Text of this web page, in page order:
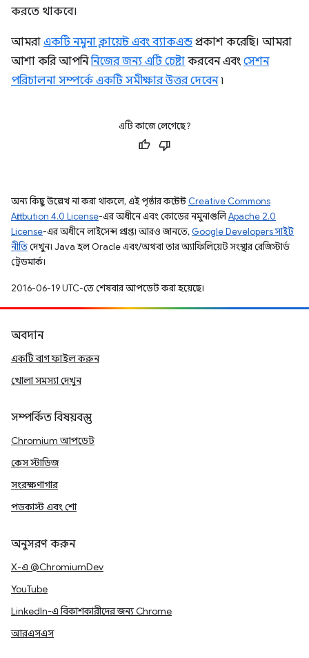
করতে থাকবে।
আমরা একটি নমুনা ক্লায়েন্ট এবং ব্যাকএন্ডপ্রকাশ করেছি। আমরা
আশা করি আপনিনিজের জন্য এটি চেষ্টা করবেন এবং সেশন
পরিচালনা সম্পর্কে একটি সমীক্ষার উত্তর দেবেন৷
এটি কাজে লেগেছে?
অন্য কিছু উল্লেখ না করা থাকলে, এই পৃষ্ঠার কন্টেন্ট Creative Commons
Attribution 4.0 License-এর অধীনে এবং কোডের নমুনাগুলিApache 2.0
License-এর অধীনে লাইসেন্স প্রাপ্ত। আরও জানতে, Google Developers সাইট
নীতিদেখুন। Java হল Oracle এবং/অথবা তার অ্যাফিলিয়েট সংস্থার রেজিস্টার্ড
ট্রেডমার্ক।
2016-06-19 UTC-তে শেষবার আপডেট করা হয়েছে।
অবদান
একটি বাগ ফাইল করুন
খোলা সমস্যা দেখুন
সম্পর্কিত বিষয়বস্তু
Chromium আপডেট
কেস স্টাডিজ
সংরক্ষণাগার
পডকাস্ট এবং শো
অনুসরণ করুন
X-এ @ChromiumDev
YouTube
LinkedIn-এ বিকাশকারীদের জন্য Chrome
আরএসএস